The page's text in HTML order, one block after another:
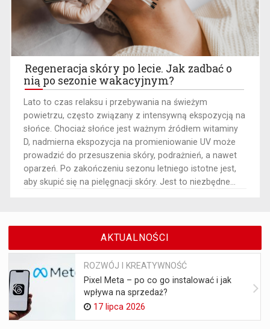
Regeneracja skóry po lecie. Jak zadbać o
nią po sezonie wakacyjnym?
Lato to czas relaksu i przebywania na świeżym
powietrzu, często związany z intensywną ekspozycją na
słońce. Chociaż słońce jest ważnym źródłem witaminy
D, nadmierna ekspozycja na promieniowanie UV może
prowadzić do przesuszenia skóry, podrażnień, a nawet
oparzeń. Po zakończeniu sezonu letniego istotne jest,
aby skupić się na pielęgnacji skóry. Jest to niezbędne...
AKTUALNOŚCI
ROZWÓJ I KREATYWNOŚĆ
Pixel Meta – po co go instalować i jak
wpływa na sprzedaż?
17 lipca 2026